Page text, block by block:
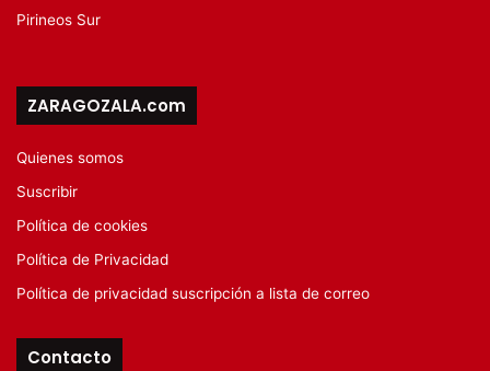
Pirineos Sur
ZARAGOZALA.com
Quienes somos
Suscribir
Política de cookies
Política de Privacidad
Política de privacidad suscripción a lista de correo
Contacto